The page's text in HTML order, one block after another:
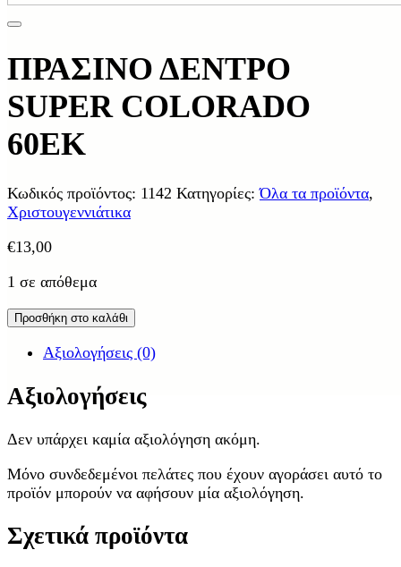
ΠΡΑΣΙΝΟ ΔΕΝΤΡΟ
SUPER COLORADO
60ΕΚ
Κωδικός προϊόντος: 1142 Κατηγορίες:Όλα τα προϊόντα,
Χριστουγεννιάτικα
€13,00
1 σε απόθεμα
Προσθήκη στο καλάθι
Αξιολογήσεις (0)
Αξιολογήσεις
Δεν υπάρχει καμία αξιολόγηση ακόμη.
Μόνο συνδεδεμένοι πελάτες που έχουν αγοράσει αυτό το
προϊόν μπορούν να αφήσουν μία αξιολόγηση.
Σχετικά προϊόντα